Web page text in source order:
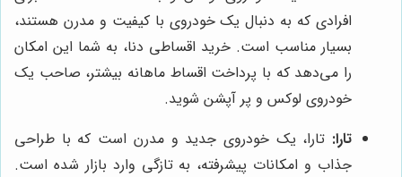
افرادی که به دنبال یک خودروی با کیفیت و مدرن هستند،
بسیار مناسب است. خرید اقساطی دنا، به شما این امکان
را می‌دهد که با پرداخت اقساط ماهانه بیشتر، صاحب یک
خودروی لوکس و پر آپشن شوید.
تارا: تارا، یک خودروی جدید و مدرن است که با طراحی
جذاب و امکانات پیشرفته، به تازگی وارد بازار شده است.